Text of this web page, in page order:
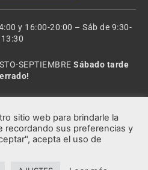
y 16:00-20:00 – Sáb de 9:30-
13:30
SEPTIEMBRESábado tarde
2021 © Todos los derechos
sitio web para brindarle la
recordando sus preferencias y
acepta el uso de